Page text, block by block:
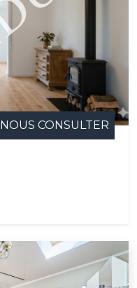
NOUS CONSULTER